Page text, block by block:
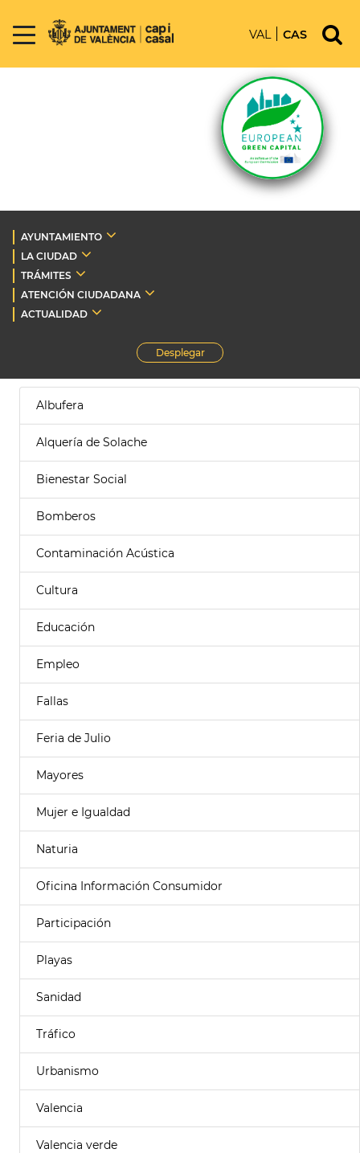
VAL CAS
AYUNTAMIENTO
LA CIUDAD
TRÁMITES
ATENCIÓN CIUDADANA
ACTUALIDAD
Desplegar
Albufera
Alquería de Solache
Bienestar Social
Bomberos
Contaminación Acústica
Cultura
Educación
Empleo
Fallas
Feria de Julio
Mayores
Mujer e Igualdad
Naturia
Oficina Información Consumidor
Participación
Playas
Sanidad
Tráfico
Urbanismo
Valencia
Valencia verde